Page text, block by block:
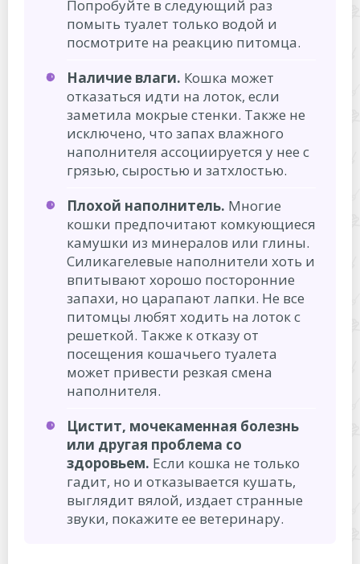
Попробуйте в следующий раз
помыть туалет только водой и
посмотрите на реакцию питомца.
Наличие влаги. Кошка может
отказаться идти на лоток, если
заметила мокрые стенки. Также не
исключено, что запах влажного
наполнителя ассоциируется у нее с
грязью, сыростью и затхлостью.
Плохой наполнитель. Многие
кошки предпочитают комкующиеся
камушки из минералов или глины.
Силикагелевые наполнители хоть и
впитывают хорошо посторонние
запахи, но царапают лапки. Не все
питомцы любят ходить на лоток с
решеткой. Также к отказу от
посещения кошачьего туалета
может привести резкая смена
наполнителя.
Цистит, мочекаменная болезнь
или другая проблема со
здоровьем. Если кошка не только
гадит, но и отказывается кушать,
выглядит вялой, издает странные
звуки, покажите ее ветеринару.